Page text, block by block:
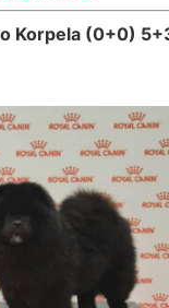
Korpela (0+0)